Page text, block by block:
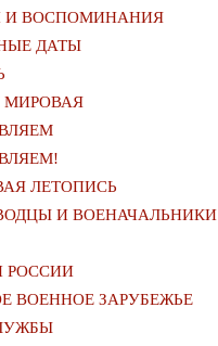
И ВОСПОМИНАНИЯ
ДАТЫ
МИРОВАЯ
ЛЕТОПИСЬ
И ВОЕНАЧАЛЬНИКИ
РОССИИ
ВОЕННОЕ ЗАРУБЕЖЬЕ